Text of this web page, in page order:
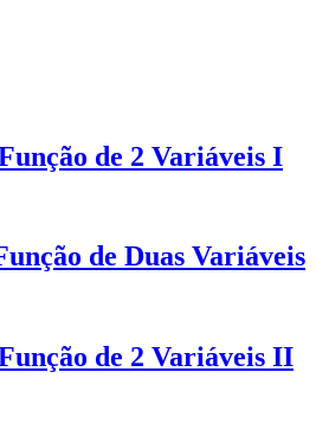
de 2 Variáveis I
de Duas Variáveis
de 2 Variáveis II